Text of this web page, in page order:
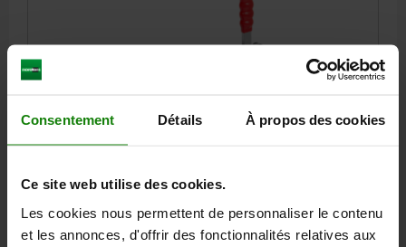
Consentement Détails À propos des cookies
Ce site web utilise des cookies.
Les cookies nous permettent de personnaliser le contenu
et les annonces, d'offrir des fonctionnalités relatives aux
SAUTERELLE TIGE COUL. STANDARD, FORME:B,
H=174
A=50,8 A1=73,2 B=50,8 B1=71,4
D=8,3 D1=18,9 COURSE S=60 L1=118,4 L2=50
M=M12X50
ANGLE D’OUVERTURE DE LA POIGNÉE=183°